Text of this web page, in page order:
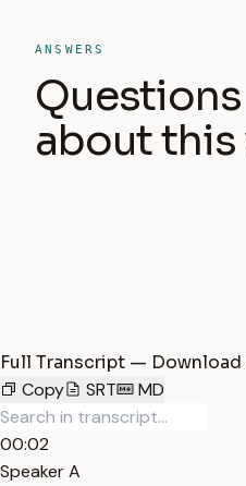
ANSWERS
Questions
about
Full Transcript — Download
Copy
SRT MD
00:02
Speaker A